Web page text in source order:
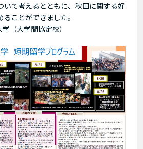
いて考えるとともに、秋田に関する好
ことができました。
（大学間協定校）